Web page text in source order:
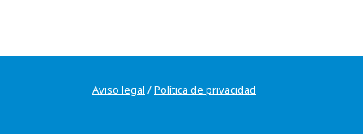
Aviso legal /Política de privacidad